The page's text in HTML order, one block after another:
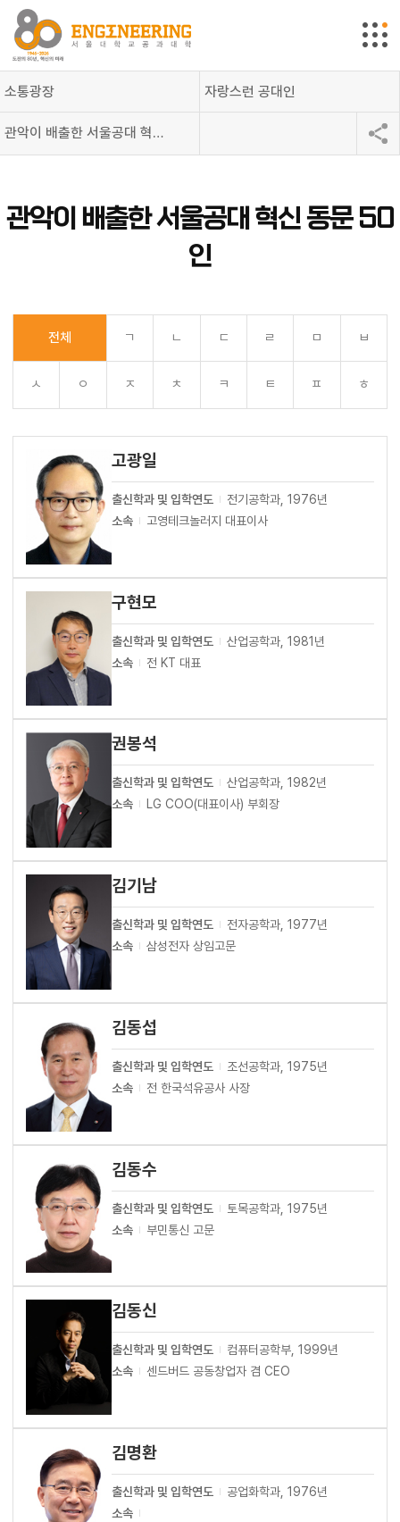
소통광장 자랑스런 공대인
관악이 배출한 서울공대 혁신 동문 50인
관악이 배출한 서울공대 혁신 동문 50
인
전체 ㄱ ㄴ ㄷ ㄹ ㅁ ㅂ
ㅅ ㅇ ㅈ ㅊ ㅋ ㅌ ㅍ ㅎ
고광일
출신학과 및 입학연도
전기공학과, 1976년
소속
고영테크놀러지 대표이사
구현모
출신학과 및 입학연도
산업공학과, 1981년
소속
전 KT 대표
권봉석
출신학과 및 입학연도
산업공학과, 1982년
소속
LG COO(대표이사) 부회장
김기남
출신학과 및 입학연도
전자공학과, 1977년
소속
삼성전자 상임고문
김동섭
출신학과 및 입학연도
조선공학과, 1975년
소속
전 한국석유공사 사장
김동수
출신학과 및 입학연도
토목공학과, 1975년
소속
부민통신 고문
김동신
출신학과 및 입학연도
컴퓨터공학부, 1999년
소속
센드버드 공동창업자 겸 CEO
김명환
출신학과 및 입학연도
공업화학과, 1976년
소속